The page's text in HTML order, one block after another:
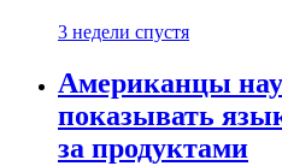
3 недели спустя
Американцы
показывать
за продуктами